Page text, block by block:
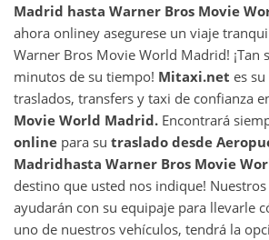
Madrid hasta Warner Bros Movie
ahora onliney asegurese un viaje
Warner Bros Movie World Madrid! ¡Tan
minutos de su tiempo! Mitaxi.net es
traslados, transfers y taxi de confianza
Movie World Madrid. Encontrará
online para su traslado desde
Madridhasta Warner Bros Movie
destino que usted nos indique!
ayudarán con su equipaje para llevarle
uno de nuestros vehículos, tendrá la